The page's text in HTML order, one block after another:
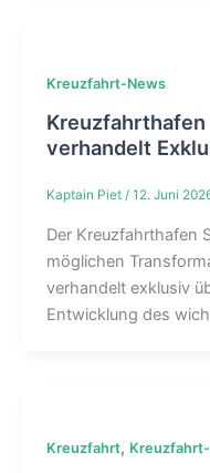
Kreuzfahrt-News
verhandelt
Kaptain Piet / 12. Juni
Der Kreuzfahrthafen
möglichen
verhandelt exklusiv
Entwicklung des
Kreuzfahrt,